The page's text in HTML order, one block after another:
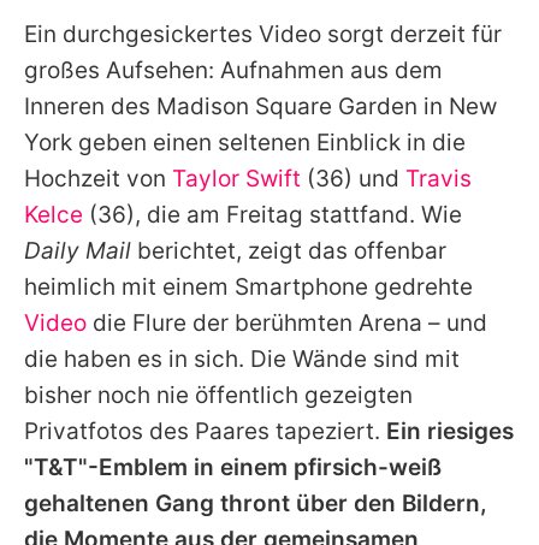
Alle Themen auf Promiflash
Jobs
App runterladen
Team
Redaktionelle Richtlinien
Impressum
Datenschutzerklärung
Nutzungsbedingungen
Utiq verwalten
Ein durchgesickertes Video sorgt derzeit für
großes Aufsehen: Aufnahmen aus dem
Inneren des Madison Square Garden in New
York geben einen seltenen Einblick in die
Hochzeit von Taylor Swift (36) und Travis
Kelce (36), die am Freitag stattfand. Wie
Daily Mail berichtet, zeigt das offenbar
heimlich mit einem Smartphone gedrehte
Video die Flure der berühmten Arena – und
die haben es in sich. Die Wände sind mit
bisher noch nie öffentlich gezeigten
Privatfotos des Paares tapeziert. Ein riesiges
"T&T"-Emblem in einem pfirsich-weiß
gehaltenen Gang thront über den Bildern,